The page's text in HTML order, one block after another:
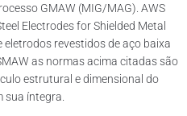
GMAW (MIG/MAG). AWS
Electrodes for Shielded Metal
revestidos de aço baixa
as normas acima citadas são
estrutural e dimensional do
sua íntegra.